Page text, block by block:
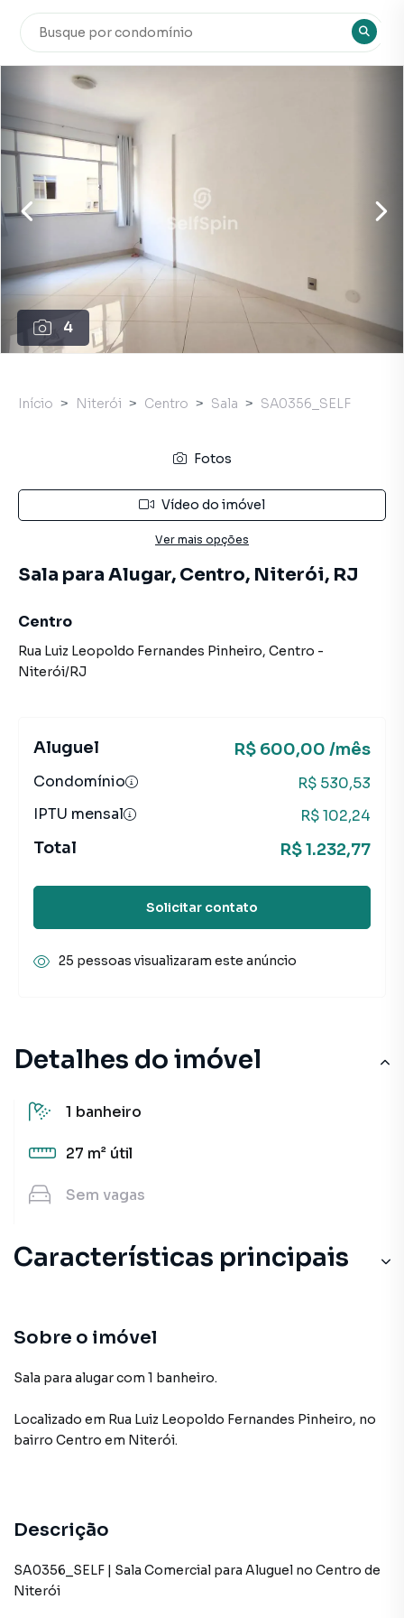
4
Detalhes do imóvel
1 banheiro
27 m² útil
Sem vagas
Características principais
Sobre o imóvel
Sala para alugar com 1 banheiro.
Localizado em Rua Luiz Leopoldo Fernandes Pinheiro, no
bairro Centro em Niterói.
Descrição
SA0356_SELF | Sala Comercial para Aluguel no Centro de
Niterói
Início Niterói Centro Sala SA0356_SELF
Fotos
Vídeo do imóvel
Ver mais opções
Sala para Alugar, Centro, Niterói, RJ
Centro
Rua Luiz Leopoldo Fernandes Pinheiro, Centro -
Niterói/RJ
Aluguel R$ 600,00 /mês
Condomínio
R$ 530,53
IPTU mensal
R$ 102,24
Total R$ 1.232,77
Solicitar contato
25 pessoas visualizaram este anúncio